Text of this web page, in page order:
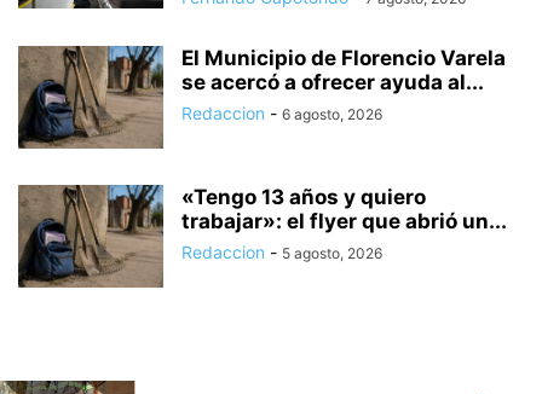
El Municipio de Florencio Varela
se acercó a ofrecer ayuda al...
Redaccion - 6 agosto, 2026
«Tengo 13 años y quiero
trabajar»: el flyer que abrió un...
Redaccion - 5 agosto, 2026